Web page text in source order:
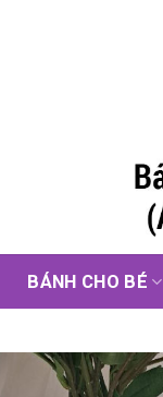
BÁNH CHO BÉ